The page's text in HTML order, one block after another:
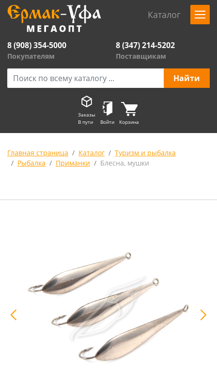
Каталог
8 (908) 354-5000
Покупателям
8 (347) 214-5202
Поставщикам
Заказы
В пути
Войти Корзина
Главная страница Каталог
Туризм и рыбалка
Рыбалка
Приманки Блесна, мушки